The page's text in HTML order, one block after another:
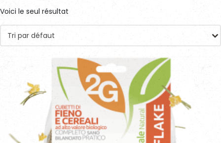
Voici le seul résultat
Tri par défaut